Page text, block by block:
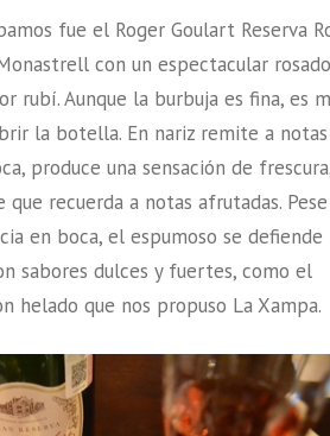
fue el Roger Goulart Reserva
con un espectacular rosado
rubí. Aunque la burbuja es fina, es
la botella. En nariz remite a
produce una sensación de
recuerda a notas afrutadas.
en boca, el espumoso se defiende
sabores dulces y fuertes, como el
helado que nos propuso La Xampa.